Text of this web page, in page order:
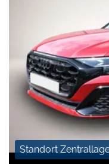
Standort